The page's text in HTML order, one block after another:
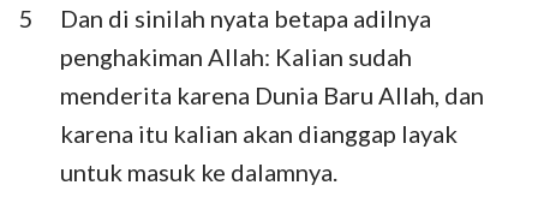
5
Dan di sinilah nyata betapa adilnya
penghakiman Allah: Kalian sudah
menderita karena Dunia Baru Allah, dan
karena itu kalian akan dianggap layak
untuk masuk ke dalamnya.